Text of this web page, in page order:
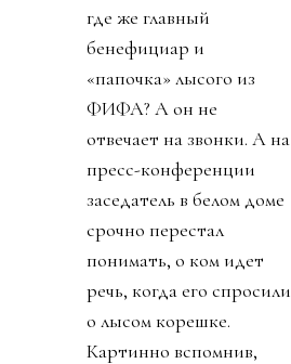
где же главный
бенефициар и
«папочка» лысого из
ФИФА? А он не
отвечает на звонки. А на
пресс-конференции
заседатель в белом доме
срочно перестал
понимать, о ком идет
речь, когда его спросили
о лысом корешке.
Картинно вспомнив,